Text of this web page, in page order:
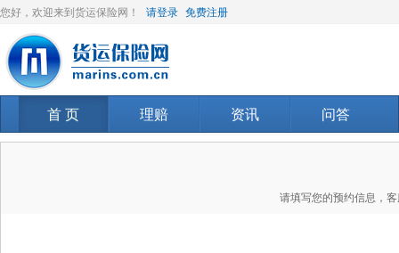
您好，欢迎来到货运保险网！ 请登录 免费注册
首 页 理赔 资讯 问答
请填写您的预约信息，